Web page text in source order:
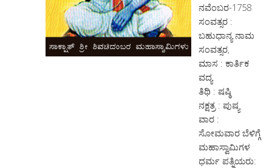
ನವೆಂಬರ-1758
ಸಂವತ್ಸರ :
ಬಹುಧಾನ್ಯ ನಾಮ
ಸಂವತ್ಸರ,
ಮಾಸ : ಕಾರ್ತಿಕ
ವದ್ಯ
ತಿಥಿ : ಷಷ್ಠಿ
ನಕ್ಷತ್ರ : ಪುಷ್ಯ
ವಾರ :
ಸೋಮವಾರ ಬೆಳಿಗ್ಗೆ
ಮಹಾಸ್ವಾಮಿಗಳ
ಧರ್ಮ ಪತ್ನಿಯರು: